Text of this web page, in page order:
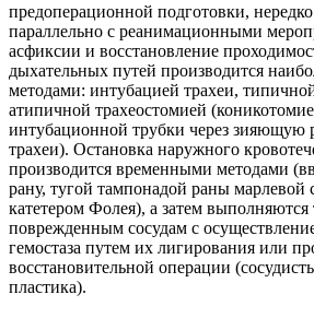
предоперационной подготовки, нередко
параллельно с реанимационными
асфиксии и восстановление
дыхательных путей производится
методами: интубацией трахеи,
атипичной трахеостомией
интубационной трубки через зияющую
трахеи). Остановка наружного
производится временными методами
рану, тугой тампонадой раны марлевой
катетером Фолея), а затем
поврежденным сосудам с
гемостаза путем их лигирования или
восстановительной операции
пластика).